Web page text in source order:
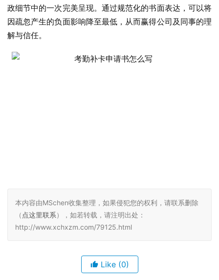
政细节中的一次完美呈现。通过规范化的书面表达，可以将
因疏忽产生的负面影响降至最低，从而赢得公司及同事的理
解与信任。
本内容由MSchen收集整理，如果侵犯您的权利，请联系删除
（ 点这里联系），如若转载，请注明出处：
http://www.xchxzm.com/79125.html
Like (0)